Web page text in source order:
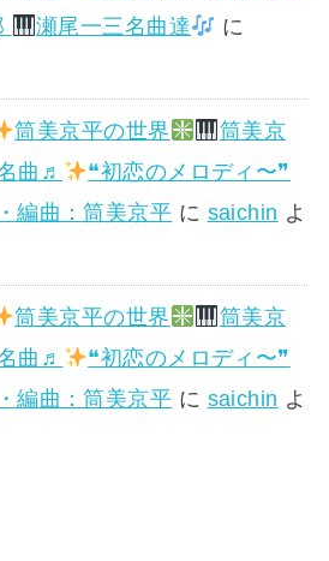
瀬尾一三名曲達
に
筒美京平の世界
筒美京
曲♬
❝初恋のメロディ〜❞
編曲：筒美京平 に saichin よ
筒美京平の世界
筒美京
曲♬
❝初恋のメロディ〜❞
編曲：筒美京平 に saichin よ